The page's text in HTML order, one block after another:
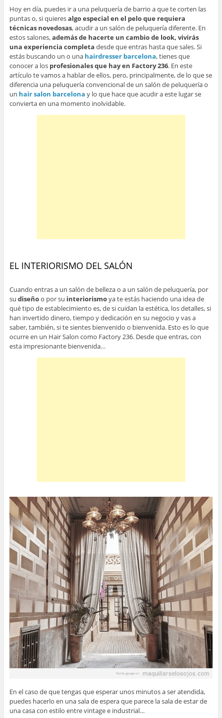
Hoy en día, puedes ir a una peluquería de barrio a que te corten las
puntas o, si quieresalgo especial en el pelo que requiera
técnicas novedosas, acudir a un salón de peluquería diferente. En
estos salones,además de hacerte un cambio de look, vivirás
una experiencia completa desde que entras hasta que sales. Si
estás buscando un o una hairdresser barcelona, tienes que
conocer a los profesionales que hay en Factory 236. En este
artículo te vamos a hablar de ellos, pero, principalmente, de lo que se
diferencia una peluquería convencional de un salón de peluquería o
un hair salon barcelona y lo que hace que acudir a este lugar se
convierta en una momento inolvidable.
EL INTERIORISMO DEL SALÓN
Cuando entras a un salón de belleza o a un salón de peluquería, por
su diseñoo por su interiorismoya te estás haciendo una idea de
qué tipo de establecimiento es, de si cuidan la estética, los detalles, si
han invertido dinero, tiempo y dedicación en su negocio y vas a
saber, también, si te sientes bienvenido o bienvenida. Esto es lo que
ocurre en un Hair Salon como Factory 236. Desde que entras, con
esta impresionante bienvenida…
En el caso de que tengas que esperar unos minutos a ser atendida,
puedes hacerlo en una sala de espera que parece la sala de estar de
una casa con estilo entre vintage e industrial…